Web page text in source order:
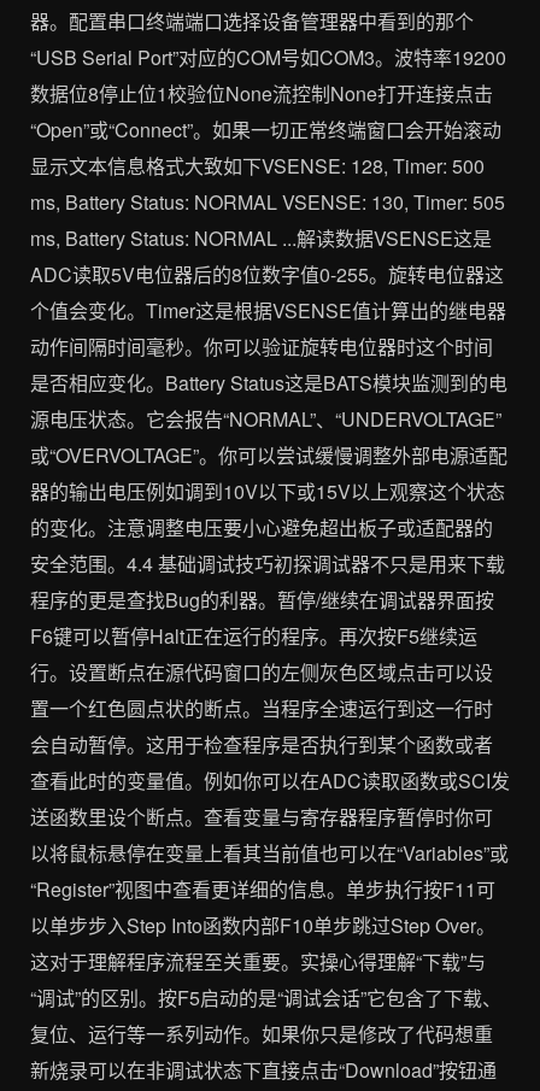
器。配置串口终端端口选择设备管理器中看到的那个
“USB Serial Port”对应的COM号如COM3。波特率19200
数据位8停止位1校验位None流控制None打开连接点击
“Open”或“Connect”。如果一切正常终端窗口会开始滚动
显示文本信息格式大致如下VSENSE: 128, Timer: 500
ms, Battery Status: NORMAL VSENSE: 130, Timer: 505
ms, Battery Status: NORMAL ...解读数据VSENSE这是
ADC读取5V电位器后的8位数字值0-255。旋转电位器这
个值会变化。Timer这是根据VSENSE值计算出的继电器
动作间隔时间毫秒。你可以验证旋转电位器时这个时间
是否相应变化。Battery Status这是BATS模块监测到的电
源电压状态。它会报告“NORMAL”、“UNDERVOLTAGE”
或“OVERVOLTAGE”。你可以尝试缓慢调整外部电源适配
器的输出电压例如调到10V以下或15V以上观察这个状态
的变化。注意调整电压要小心避免超出板子或适配器的
安全范围。4.4 基础调试技巧初探调试器不只是用来下载
程序的更是查找Bug的利器。暂停/继续在调试器界面按
F6键可以暂停Halt正在运行的程序。再次按F5继续运
行。设置断点在源代码窗口的左侧灰色区域点击可以设
置一个红色圆点状的断点。当程序全速运行到这一行时
会自动暂停。这用于检查程序是否执行到某个函数或者
查看此时的变量值。例如你可以在ADC读取函数或SCI发
送函数里设个断点。查看变量与寄存器程序暂停时你可
以将鼠标悬停在变量上看其当前值也可以在“Variables”或
“Register”视图中查看更详细的信息。单步执行按F11可
以单步步入Step Into函数内部F10单步跳过Step Over。
这对于理解程序流程至关重要。实操心得理解“下载”与
“调试”的区别。按F5启动的是“调试会话”它包含了下载、
复位、运行等一系列动作。如果你只是修改了代码想重
新烧录可以在非调试状态下直接点击“Download”按钮通